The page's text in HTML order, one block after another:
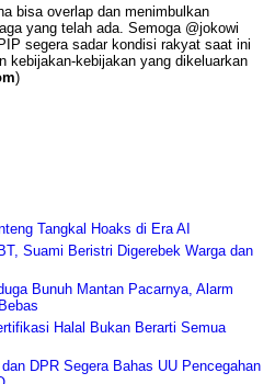
bisa overlap dan menimbulkan
yang telah ada. Semoga @jokowi
segera sadar kondisi rakyat saat ini
kebijakan-kebijakan yang dikeluarkan
)
Tangkal Hoaks di Era AI
Suami Beristri Digerebek Warga dan
Bunuh Mantan Pacarnya, Alarm
Halal Bukan Berarti Semua
DPR Segera Bahas UU Pencegahan